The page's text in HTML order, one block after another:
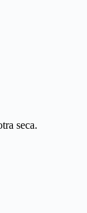
seca.